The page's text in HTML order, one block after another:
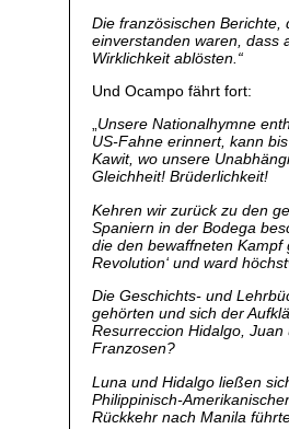
Die französischen Berichte,
einverstanden waren, dass
Wirklichkeit ablösten.“
Und Ocampo fährt fort:
„Unsere Nationalhymne
US-Fahne erinnert, kann
Kawit, wo unsere
Gleichheit! Brüderlichkeit!
Kehren wir zurück zu den
Spaniern in der Bodega
die den bewaffneten Kampf
Revolution‘ und ward
Die Geschichts- und
gehörten und sich der
Resurreccion Hidalgo,
Franzosen?
Luna und Hidalgo ließen
Philippinisch-
Rückkehr nach Manila